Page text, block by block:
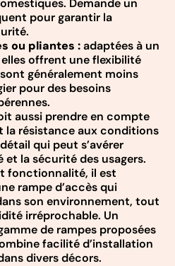
pour garantir la
ou pliantes :adaptées à un
offrent une flexibilité
généralement moins
pour des besoins
aussi prendre en compte
la résistance aux conditions
qui peut s’avérer
la sécurité des usagers.
fonctionnalité, il est
rampe d’accès qui
son environnement, tout
irréprochable. Un
de rampes proposées
facilité d’installation
divers décors.